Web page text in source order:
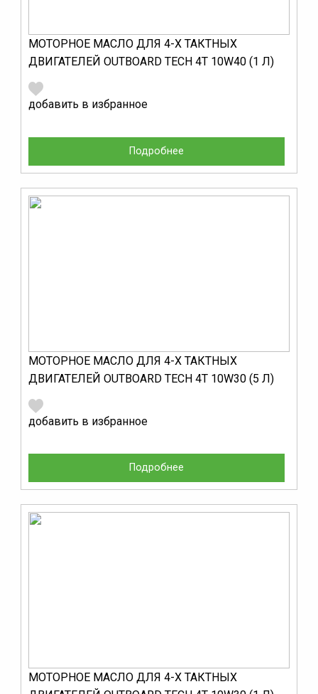
МОТОРНОЕ МАСЛО ДЛЯ 4-Х ТАКТНЫХ
ДВИГАТЕЛЕЙ OUTBOARD TECH 4T 10W40 (1 Л)
Подробнее
добавить в избранное
МОТОРНОЕ МАСЛО ДЛЯ 4-Х ТАКТНЫХ
ДВИГАТЕЛЕЙ OUTBOARD TECH 4T 10W30 (5 Л)
Подробнее
добавить в избранное
МОТОРНОЕ МАСЛО ДЛЯ 4-Х ТАКТНЫХ